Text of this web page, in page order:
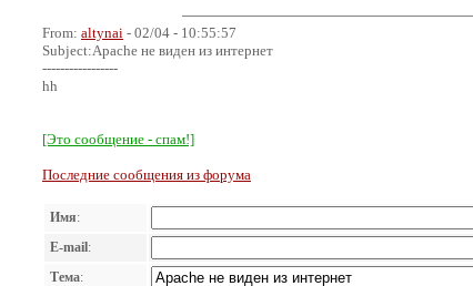
From: altynai - 02/04 - 10:55:57
Subject:Apache не виден из интернет
-----------------
hh
[Это сообщение - спам!]
Последние сообщения из форума
Имя:
E-mail:
Тема: